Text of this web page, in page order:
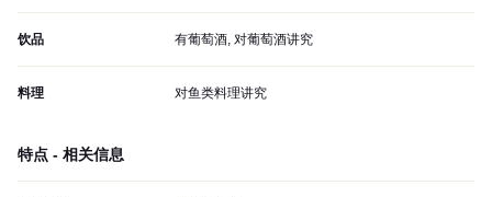
饮品 有葡萄酒, 对葡萄酒讲究
料理 对鱼类料理讲究
特点 - 相关信息